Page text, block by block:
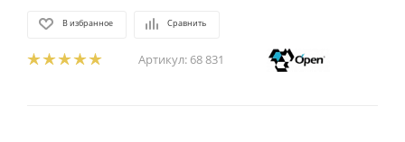
В избранное Сравнить
Артикул: 68 831